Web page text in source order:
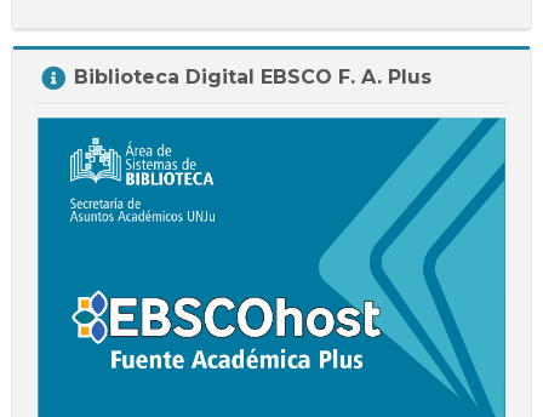
Biblioteca
Digital
Biblioteca Digital EBSCO F. A. Plus